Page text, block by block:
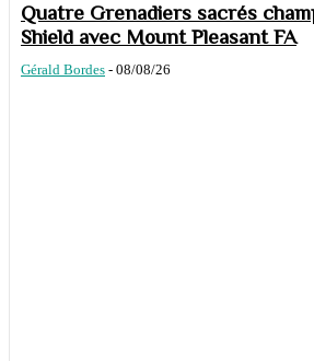
Quatre Grenadiers sacrés
Shield avec Mount Pleasant FA
Gérald Bordes - 08/08/26